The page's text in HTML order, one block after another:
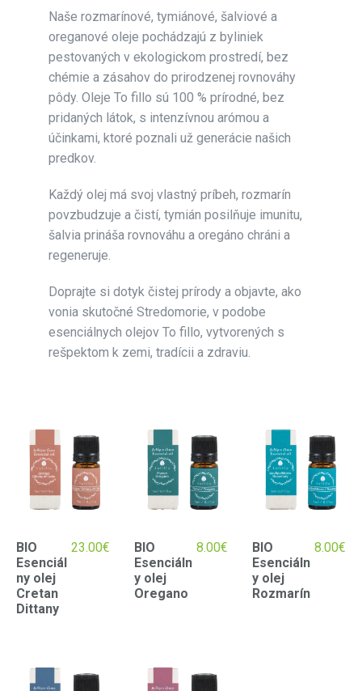
Naše rozmarínové, tymiánové, šalviové a
oreganové oleje pochádzajú z byliniek
pestovaných v ekologickom prostredí, bez
chémie a zásahov do prirodzenej rovnováhy
pôdy. Oleje To fillo sú 100 % prírodné, bez
pridaných látok, s intenzívnou arómou a
účinkami, ktoré poznali už generácie našich
predkov.
Každý olej má svoj vlastný príbeh, rozmarín
povzbudzuje a čistí, tymián posilňuje imunitu,
šalvia prináša rovnováhu a oregáno chráni a
regeneruje.
Doprajte si dotyk čistej prírody a objavte, ako
vonia skutočné Stredomorie, v podobe
esenciálnych olejov To fillo, vytvorených s
rešpektom k zemi, tradícii a zdraviu.
BIO
Esenciál
ny olej
Cretan
Dittany
23.00€
BIO
Esenciáln
y olej
Oregano
8.00€
BIO
Esenciáln
y olej
Rozmarín
8.00€